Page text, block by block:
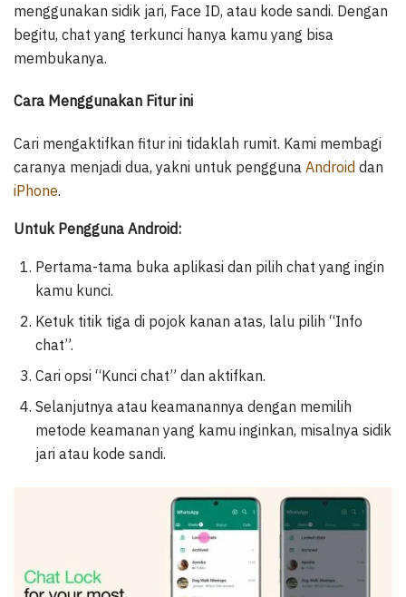
menggunakan sidik jari, Face ID, atau kode sandi. Dengan
begitu, chat yang terkunci hanya kamu yang bisa
membukanya.
Cara Menggunakan Fitur ini
Cari mengaktifkan fitur ini tidaklah rumit. Kami membagi
caranya menjadi dua, yakni untuk pengguna Android dan
iPhone.
Untuk Pengguna Android:
Pertama-tama buka aplikasi dan pilih chat yang ingin
kamu kunci.
Ketuk titik tiga di pojok kanan atas, lalu pilih “Info
chat”.
Cari opsi “Kunci chat” dan aktifkan.
Selanjutnya atau keamanannya dengan memilih
metode keamanan yang kamu inginkan, misalnya sidik
jari atau kode sandi.